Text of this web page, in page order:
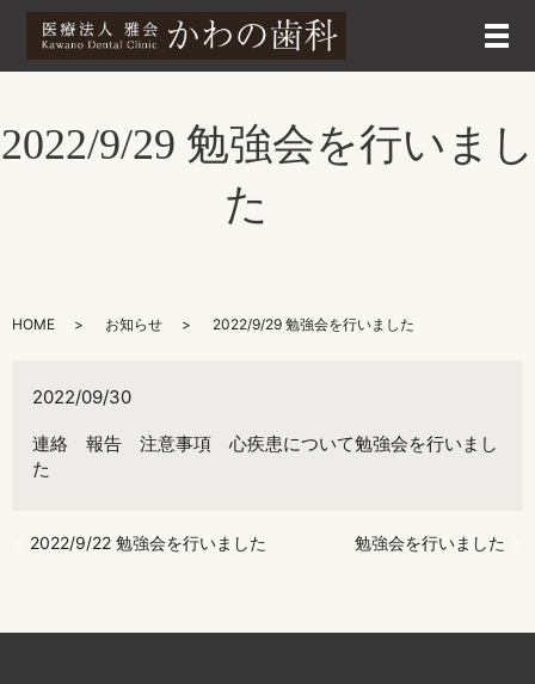
メ
2022/9/29 勉強会を行いまし
た
HOME お知らせ 2022/9/29 勉強会を行いました
2022/09/30
連絡 報告 注意事項 心疾患について勉強会を行いまし
た
2022/9/22 勉強会を行いました 勉強会を行いました